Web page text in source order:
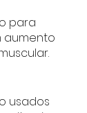
para
aumento
usados